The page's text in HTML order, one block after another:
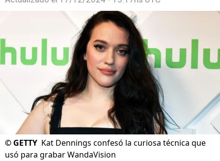
© GETTY Kat Dennings confesó la curiosa técnica que
usó para grabar WandaVision